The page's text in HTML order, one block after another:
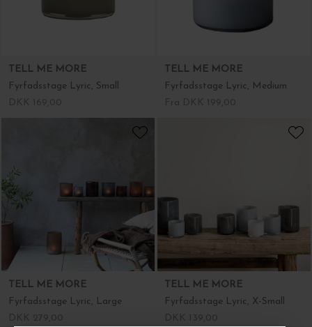
TELL ME MORE
Fyrfadsstage Lyric, Small
TELL ME MORE
Fyrfadsstage Lyric, Medium
TELL ME MORE
Fyrfadsstage Lyric, Large
TELL ME MORE
Fyrfadsstage Lyric, X-Small